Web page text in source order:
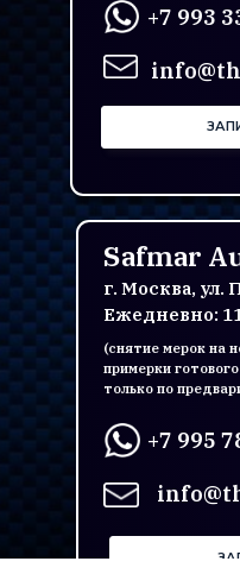
(снятие мерок на
примерки
только по
Ежедневно:
г. Москва, ул.
Safmar
+7 995
+7 993